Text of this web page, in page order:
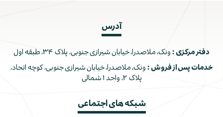
آدرس
دفتر مرکزی : ونک، ملاصدرا، خیابان شیرازی جنوبی، پلاک ۳۴، طبقه اول
خدمات پس از فروش : ونک، ملاصدرا، خیابان شیرازی جنوبی، کوچه اتحاد،
پلاک ۲، واحد ۱ شمالی
شبکه های اجتماعی